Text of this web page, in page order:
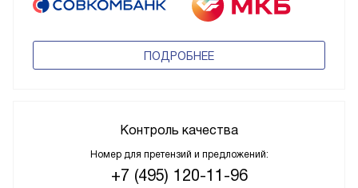
ПОДРОБНЕЕ
Контроль качества
Номер для претензий и предложений:
+7 (495) 120-11-96